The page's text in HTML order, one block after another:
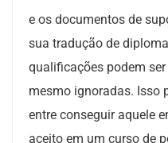
e os documentos de
sua tradução de
qualificações podem
mesmo ignoradas. Isso
entre conseguir aquele
aceito em um curso de